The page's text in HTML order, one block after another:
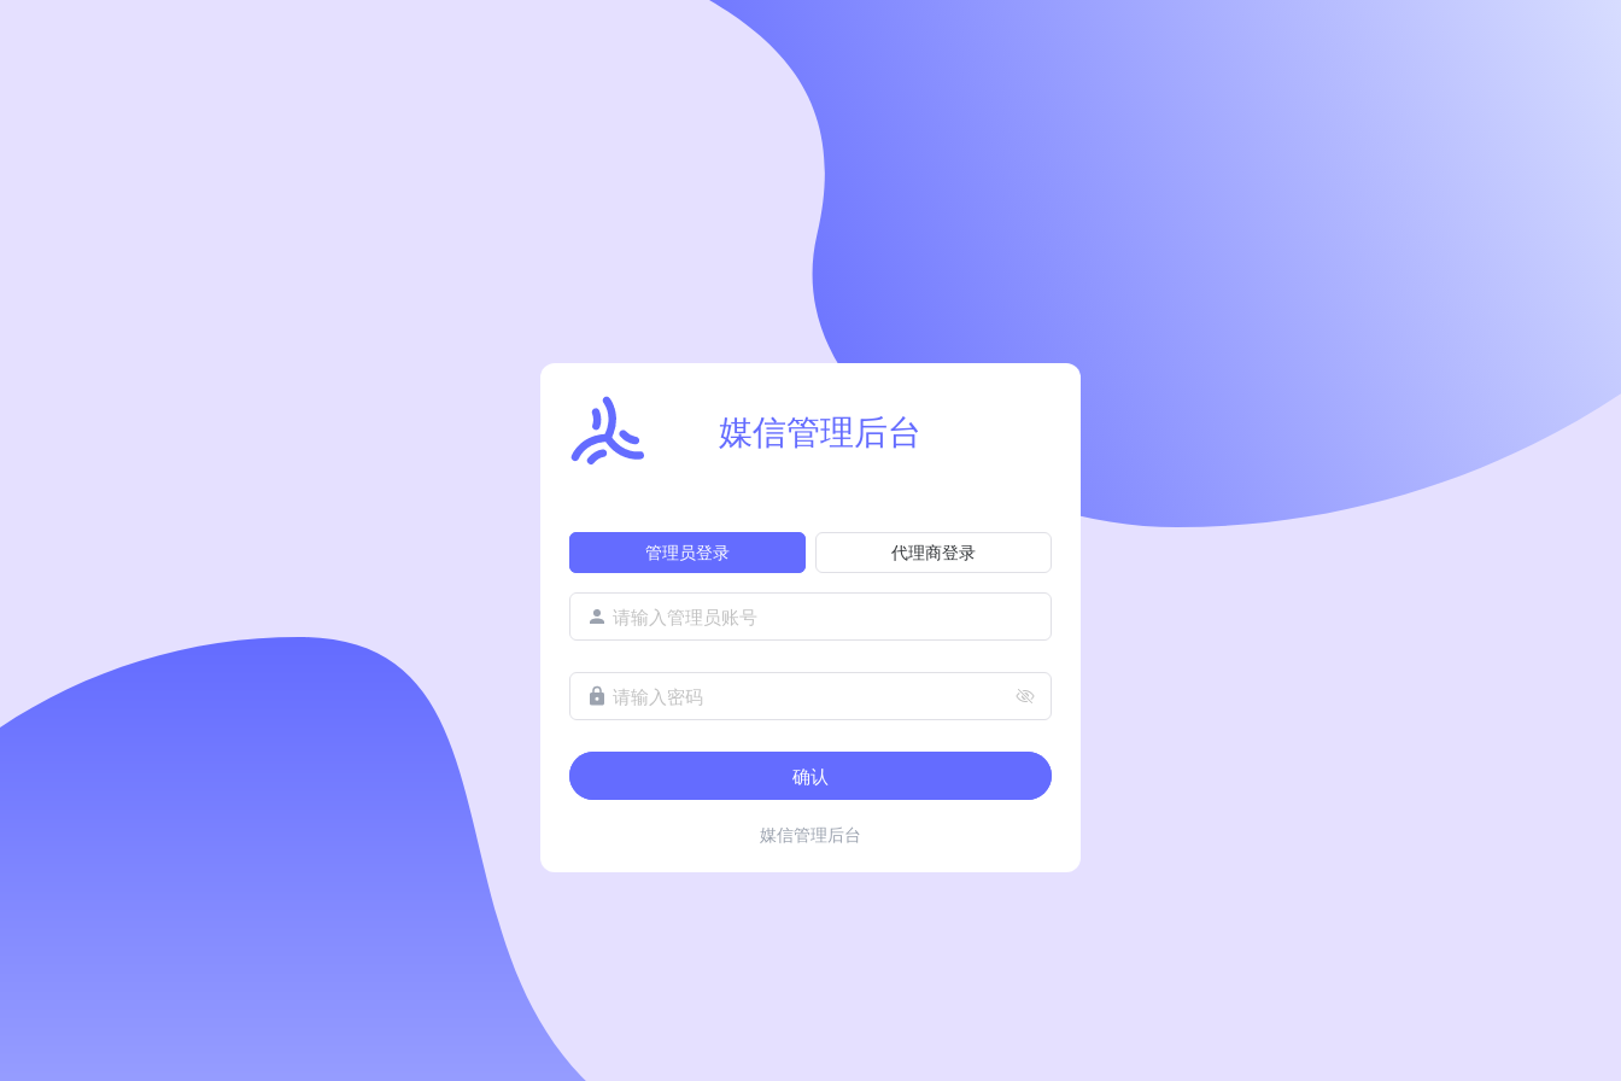
媒信管理后台
管理员登录 代理商登录
请输入管理员账号
请输入密码
确认
媒信管理后台